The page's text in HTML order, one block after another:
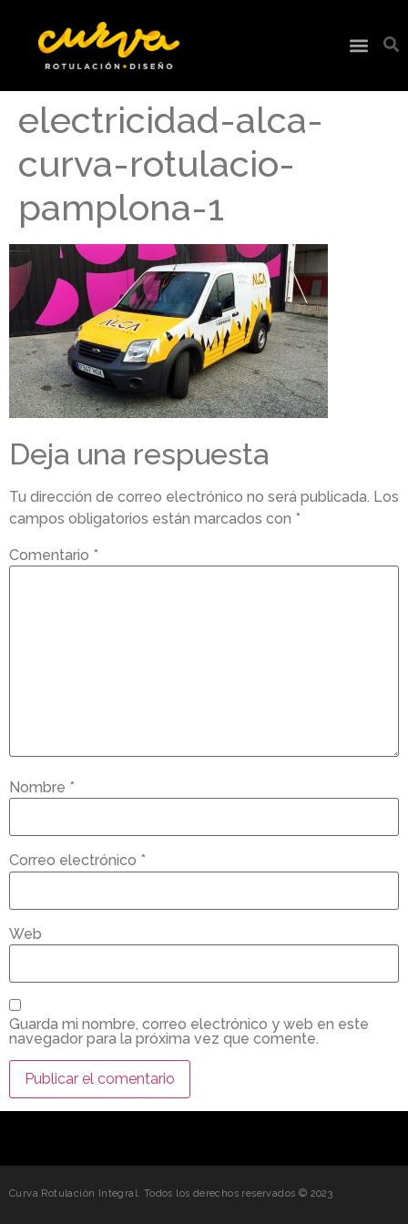
electricidad-alca-
curva-rotulacio-
pamplona-1
Deja una respuesta
Tu dirección de correo electrónico no será publicada. Los
campos obligatorios están marcados con *
Comentario *
Nombre *
Correo electrónico *
Web
Guarda mi nombre, correo electrónico y web en este
navegador para la próxima vez que comente.
Curva Rotulación Integral. Todos los derechos reservados © 2023